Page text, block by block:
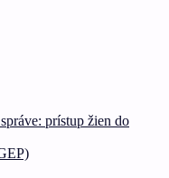
prístup žien do